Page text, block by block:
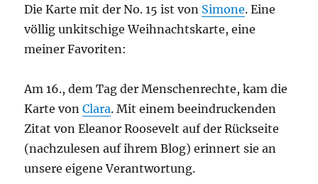
Die Karte mit der No. 15 ist von Simone. Eine
völlig unkitschige Weihnachtskarte, eine
meiner Favoriten:
Am 16., dem Tag der Menschenrechte, kam die
Karte vonClara. Mit einem beeindruckenden
Zitat von Eleanor Roosevelt auf der Rückseite
(nachzulesen auf ihrem Blog) erinnert sie an
unsere eigene Verantwortung.